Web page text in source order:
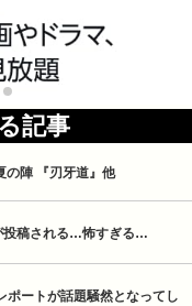
記事
の陣 『刃牙道』他
投稿される…怖すぎる…
ポートが話題騒然となってし